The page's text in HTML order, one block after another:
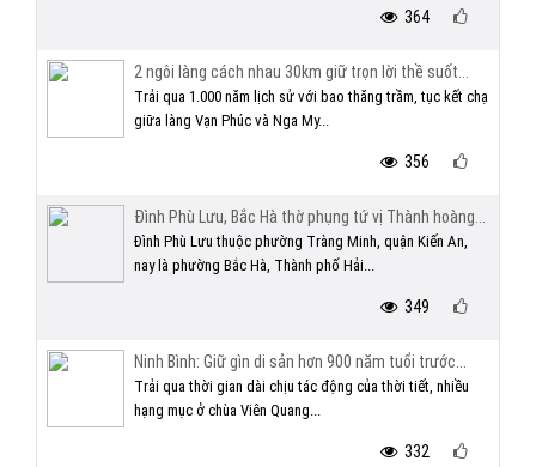
364
2 ngôi làng cách nhau 30km giữ trọn lời thề suốt...
Trải qua 1.000 năm lịch sử với bao thăng trầm, tục kết chạ
giữa làng Vạn Phúc và Nga My...
356
Đình Phù Lưu, Bắc Hà thờ phụng tứ vị Thành hoàng...
Đình Phù Lưu thuộc phường Tràng Minh, quận Kiến An,
nay là phường Bắc Hà, Thành phố Hải...
349
Ninh Bình: Giữ gìn di sản hơn 900 năm tuổi trước...
Trải qua thời gian dài chịu tác động của thời tiết, nhiều
hạng mục ở chùa Viên Quang...
332